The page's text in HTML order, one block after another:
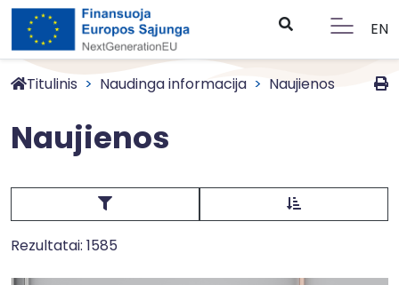
EN
Titulinis Naudinga informacija Naujienos
Naujienos
Rezultatai: 1585